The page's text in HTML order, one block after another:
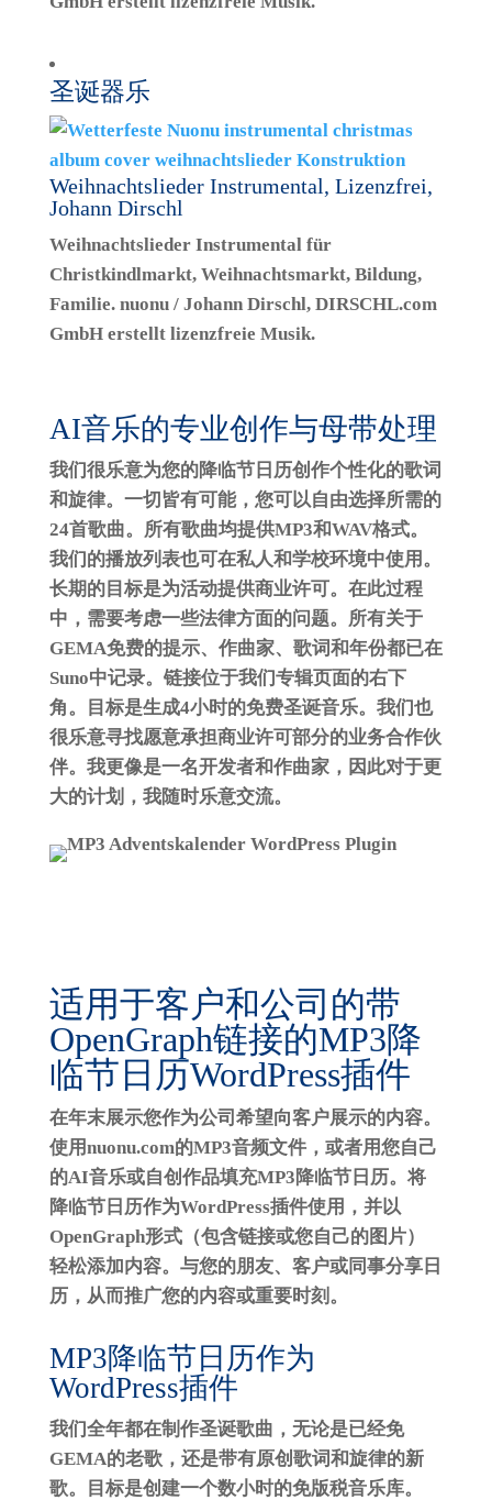
圣诞器乐
Weihnachtslieder Instrumental, Lizenzfrei,
Johann Dirschl
Weihnachtslieder Instrumental für
Christkindlmarkt, Weihnachtsmarkt, Bildung,
Familie. nuonu / Johann Dirschl, DIRSCHL.com
GmbH erstellt lizenzfreie Musik.
AI音乐的专业创作与母带处理
我们很乐意为您的降临节日历创作个性化的歌词
和旋律。一切皆有可能，您可以自由选择所需的
24首歌曲。所有歌曲均提供MP3和WAV格式。
我们的播放列表也可在私人和学校环境中使用。
长期的目标是为活动提供商业许可。在此过程
中，需要考虑一些法律方面的问题。所有关于
GEMA免费的提示、作曲家、歌词和年份都已在
Suno中记录。链接位于我们专辑页面的右下
角。目标是生成4小时的免费圣诞音乐。我们也
很乐意寻找愿意承担商业许可部分的业务合作伙
伴。我更像是一名开发者和作曲家，因此对于更
大的计划，我随时乐意交流。
适用于客户和公司的带
OpenGraph链接的MP3降
临节日历WordPress插件
在年末展示您作为公司希望向客户展示的内容。
使用nuonu.com的MP3音频文件，或者用您自己
的AI音乐或自创作品填充MP3降临节日历。将
降临节日历作为WordPress插件使用，并以
OpenGraph形式（包含链接或您自己的图片）
轻松添加内容。与您的朋友、客户或同事分享日
历，从而推广您的内容或重要时刻。
MP3降临节日历作为
WordPress插件
我们全年都在制作圣诞歌曲，无论是已经免
GEMA的老歌，还是带有原创歌词和旋律的新
歌。目标是创建一个数小时的免版税音乐库。